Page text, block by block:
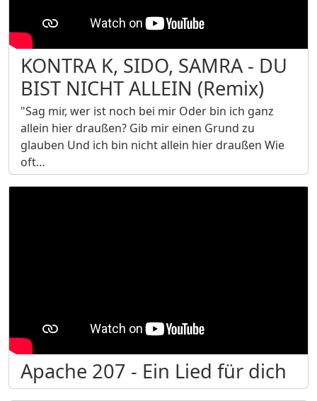
KONTRA K, SIDO, SAMRA - DU
BIST NICHT ALLEIN (Remix)
"Sag mir, wer ist noch bei mir Oder bin ich ganz
allein hier draußen? Gib mir einen Grund zu
glauben Und ich bin nicht allein hier draußen Wie
oft…
Apache 207 - Ein Lied für dich